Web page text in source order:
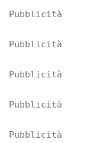
Pubblicità
Pubblicità
Pubblicità
Pubblicità
Pubblicità